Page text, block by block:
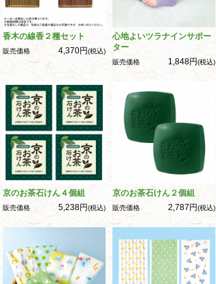
香木の線香２種セット
販売価格 4,370円(税込)
心地よいツラナインサポー
ター
販売価格 1,848円(税込)
京のお茶石けん４個組
販売価格 5,238円(税込)
京のお茶石けん２個組
販売価格 2,787円(税込)